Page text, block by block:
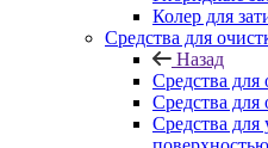
Колер для
Средства для
Назад
Средства для
Средства для
Средства для